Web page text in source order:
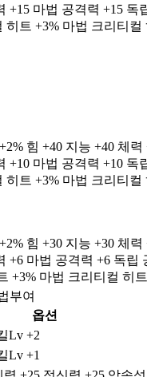
+15 마법 공격력 +15 독
히트 +3% 마법 크리티컬
힘 +40 지능 +40 체력
+10 마법 공격력 +10 독
히트 +3% 마법 크리티컬
힘 +30 지능 +30 체력
+6 마법 공격력 +6 독립
+3% 마법 크리티컬 히
부여
옵션
Lv +2
Lv +1